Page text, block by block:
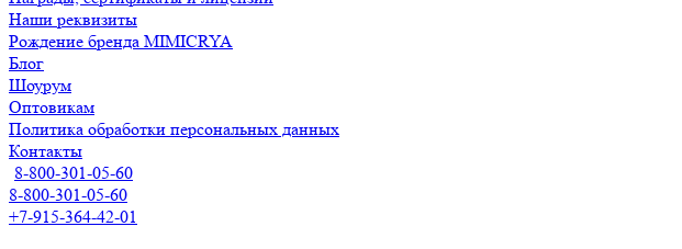
Наши реквизиты
Рождение бренда MIMICRYA
Блог
Шоурум
Оптовикам
Политика обработки персональных данных
Контакты
8-800-301-05-60
8-800-301-05-60
+7-915-364-42-01